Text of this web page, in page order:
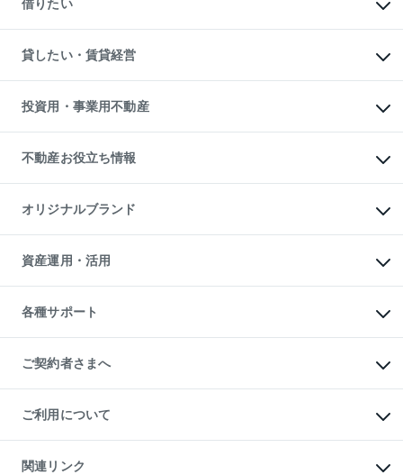
中古一戸建ての購入
不動産購入の流れ
注目キーワード物件特集
購入ガイド
English 繁体中文簡体中文
土地の売却・査定
スピードAI査定
不動産査定について
不動産売却の流れ
不動産買換えの流れ
売却ガイド
借りたい
オフィス・店舗の賃貸
借りるときの流れ
借りるガイド
貸したい・賃貸経営
マンション賃料データ
賃貸管理プラン
リロケーションについて
貸すガイド
投資用・事業用不動産
事業用不動産
マンション投資
投資用マンション
アパート経営
収益物件
ビル購入（ビル一棟）
投資用不動産の売却査定
事業用不動産の売却査定
不動産お役立ち情報
マンションライブラリー
人気マンションランキング
暮らしに役立つ不動産メディア
不動産相場・不動産価格情報
不動産コラム・ニュース
不動産用語集
不動産なんでもネット相談室
住まいの税金
オリジナルブランド
一棟リノベーションマンション
L`GENTE（ルジェンテ）
区分リノベーションマンション
投資用一棟レジデンスWELL
不動産小口投資
LEGACIA（レガシア）
資産運用・活用
不動産M&A
アセットマネジメント・出資
各種サポート
相続サポート
リフォームサポート
ご契約者さまへ
ご紹介・再契約特典
入居者様専用-各種ご案内（賃貸）
東急こすもす会「こすもすWeb」
ご利用について
金融商品取引について
関連リンク